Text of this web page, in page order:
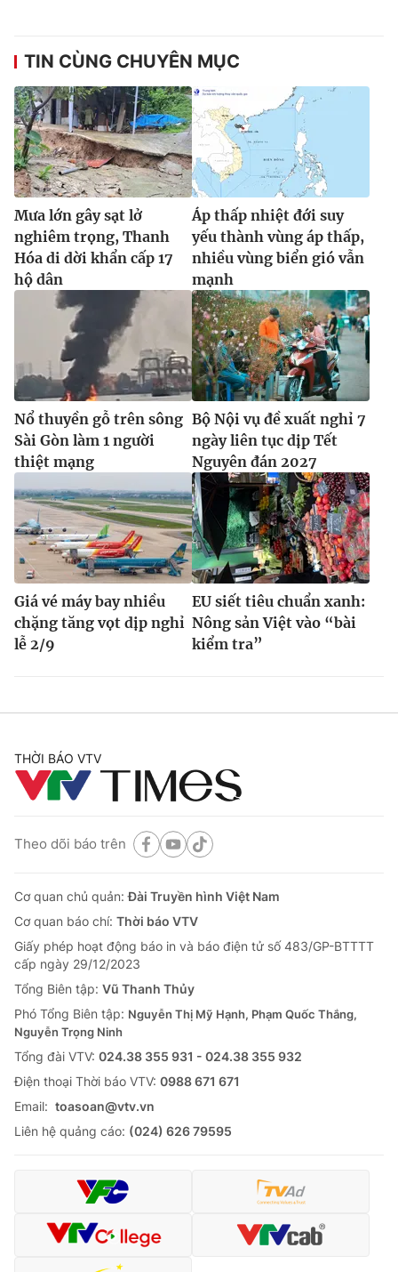
TIN CÙNG CHUYÊN MỤC
Mưa lớn gây sạt lở
nghiêm trọng, Thanh
Hóa di dời khẩn cấp 17
hộ dân
Áp thấp nhiệt đới suy
yếu thành vùng áp thấp,
nhiều vùng biển gió vẫn
mạnh
Nổ thuyền gỗ trên sông
Sài Gòn làm 1 người
thiệt mạng
Bộ Nội vụ đề xuất nghỉ 7
ngày liên tục dịp Tết
Nguyên đán 2027
Giá vé máy bay nhiều
chặng tăng vọt dịp nghỉ
lễ 2/9
EU siết tiêu chuẩn xanh:
Nông sản Việt vào “bài
kiểm tra”
THỜI BÁO VTV
Theo dõi báo trên
Cơ quan chủ quản:Đài Truyền hình Việt Nam
Cơ quan báo chí: Thời báo VTV
Giấy phép hoạt động báo in và báo điện tử số 483/GP-BTTTT
cấp ngày 29/12/2023
Tổng Biên tập: Vũ Thanh Thủy
Phó Tổng Biên tập: Nguyễn Thị Mỹ Hạnh, Phạm Quốc Thắng,
Nguyễn Trọng Ninh
Tổng đài VTV: 024.38 355 931 - 024.38 355 932
Ðiện thoại Thời báo VTV: 0988 671 671
Email: toasoan@vtv.vn
Liên hệ quảng cáo: (024) 626 79595